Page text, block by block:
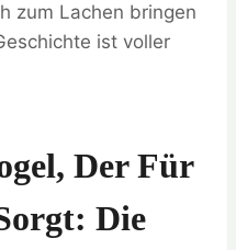
zum Lachen bringen
ist voller
Der Für
Die